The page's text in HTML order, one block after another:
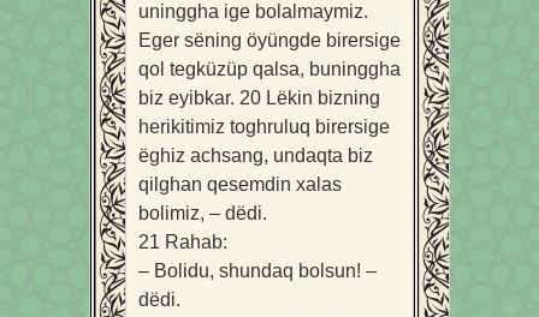
uninggha ige bolalmaymiz.
Eger sëning öyüngde birersige
qol tegküzüp qalsa, buninggha
biz eyibkar. 20 Lëkin bizning
herikitimiz toghruluq birersige
ëghiz achsang, undaqta biz
qilghan qesemdin xalas
bolimiz, – dëdi.
21 Rahab:
– Bolidu, shundaq bolsun! –
dëdi.